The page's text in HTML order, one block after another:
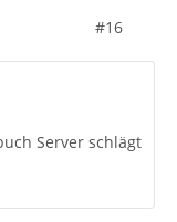
#16
Server schlägt